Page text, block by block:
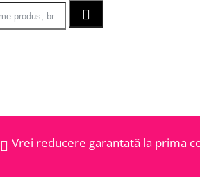
Vrei reducere garantată la prima